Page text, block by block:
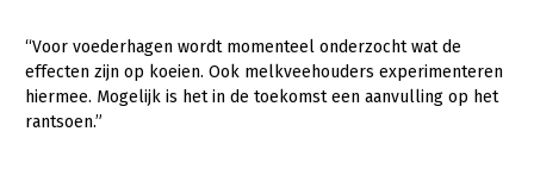
Dier
Biologische Landbouw
Plant
“Voor voederhagen wordt momenteel onderzocht wat de
effecten zijn op koeien. Ook melkveehouders experimenteren
hiermee. Mogelijk is het in de toekomst een aanvulling op het
rantsoen.”